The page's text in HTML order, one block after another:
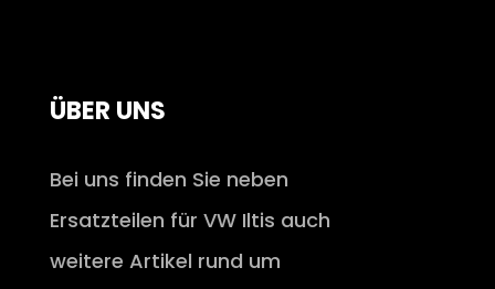
ÜBER UNS
Bei uns finden Sie neben
Ersatzteilen für VW Iltis auch
weitere Artikel rund um